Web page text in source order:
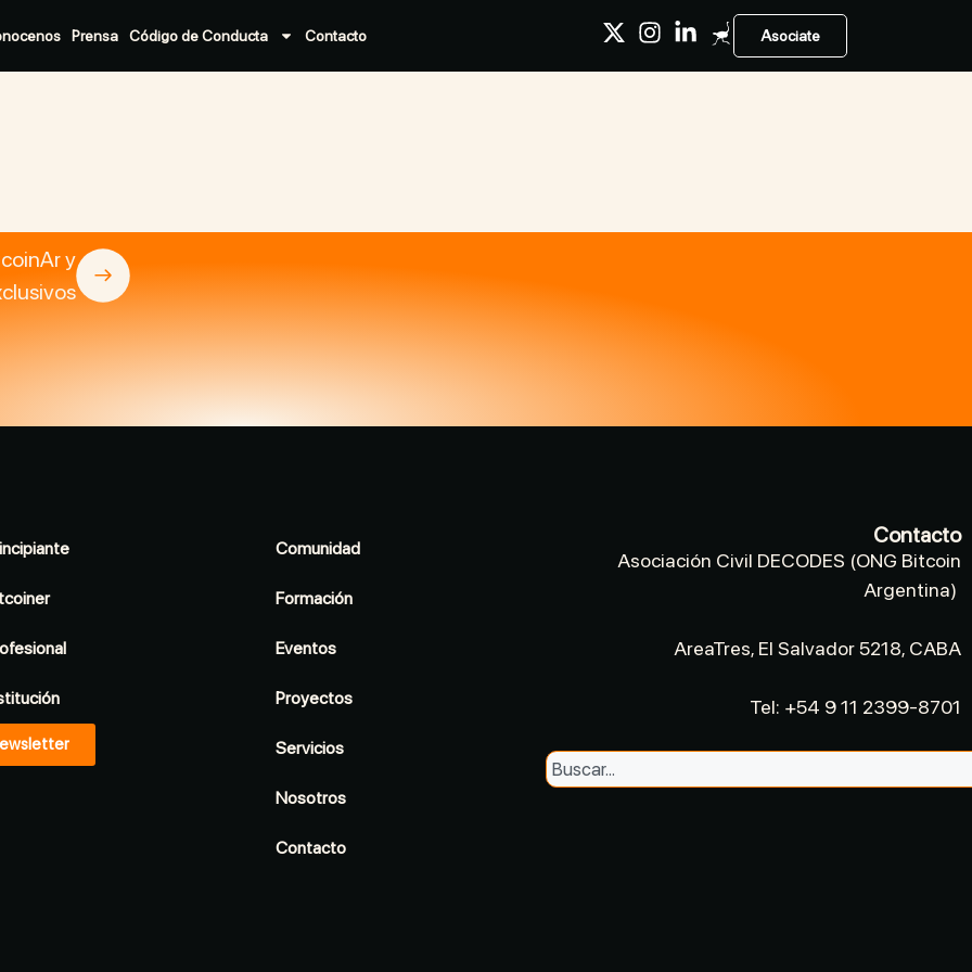
Prensa Código de Conducta Contacto Asociate
y
Comunidad
Formación
Eventos
Proyectos
Servicios
Nosotros
Contacto
Contacto
Asociación Civil DECODES (ONG Bitcoin
Argentina)
AreaTres, El Salvador 5218, CABA
Tel: +54 9 11 2399-8701